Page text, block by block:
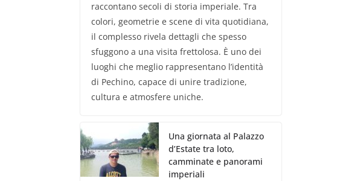
raccontano secoli di storia imperiale. Tra
colori, geometrie e scene di vita quotidiana,
il complesso rivela dettagli che spesso
sfuggono a una visita frettolosa. È uno dei
luoghi che meglio rappresentano l’identità
di Pechino, capace di unire tradizione,
cultura e atmosfere uniche.
Una giornata al Palazzo
d’Estate tra loto,
camminate e panorami
imperiali